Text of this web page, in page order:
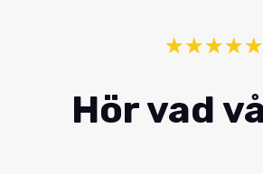
☆☆☆☆☆
Hör vad